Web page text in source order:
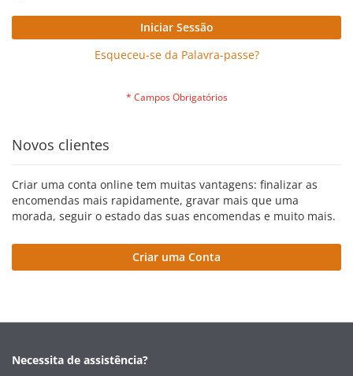
Iniciar Sessão
Esqueceu-se da Palavra-passe?
Novos clientes
Criar uma conta online tem muitas vantagens: finalizar as
encomendas mais rapidamente, gravar mais que uma
morada, seguir o estado das suas encomendas e muito mais.
Criar uma Conta
Necessita de assistência?